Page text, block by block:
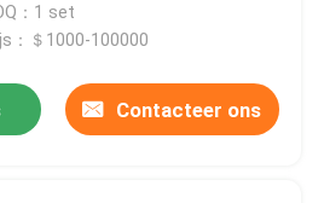
：1 set
：＄1000-100000
Contacteer ons